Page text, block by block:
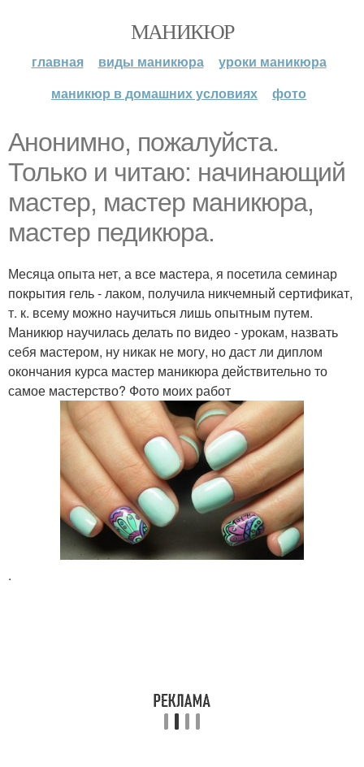
МАНИКЮР
главная виды маникюра
уроки маникюра
маникюр в домашних условиях
фото
Анонимно, пожалуйста.
Только и читаю: начинающий
мастер, мастер маникюра,
мастер педикюра.
Месяца опыта нет, а все мастера, я посетила семинар
покрытия гель - лаком, получила никчемный сертификат,
т. к. всему можно научиться лишь опытным путем.
Маникюр научилась делать по видео - урокам, назвать
себя мастером, ну никак не могу, но даст ли диплом
окончания курса мастер маникюра действительно то
самое мастерство? Фото моих работ
.